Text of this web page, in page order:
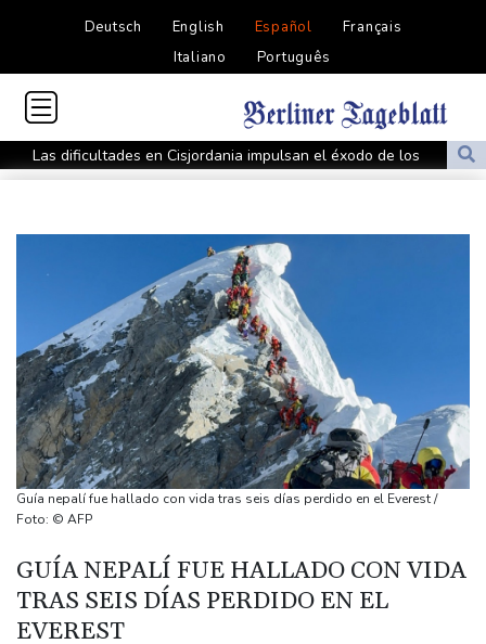
Deutsch English Español
Français
Italiano
Português
Las dificultades en Cisjordania impulsan el éxodo de los
cristianos palestinos
Nocturna y cafetera, la nueva especie de rana descubierta en
Costa Rica
De la Espriella: un showman pro-Trump es el nuevo presidente
de Colombia
Ataques de rebeldes hutíes dejan 10 muertos en región
petrolera de Yemen
España impone controles fronterizos a Italia en medio de crisis
por migrantes
Infantino recibe en Colombia el apoyo del fútbol de Sudamérica
De la Espriella: un millonario pro-Trump en la presidencia de
Colombia
España lanza un ultimátum a Italia para que levante controles
Guía nepalí fue hallado con vida tras seis días perdido en el Everest /
Foto: © AFP
GUÍA NEPALÍ FUE HALLADO CON VIDA
TRAS SEIS DÍAS PERDIDO EN EL
EVEREST